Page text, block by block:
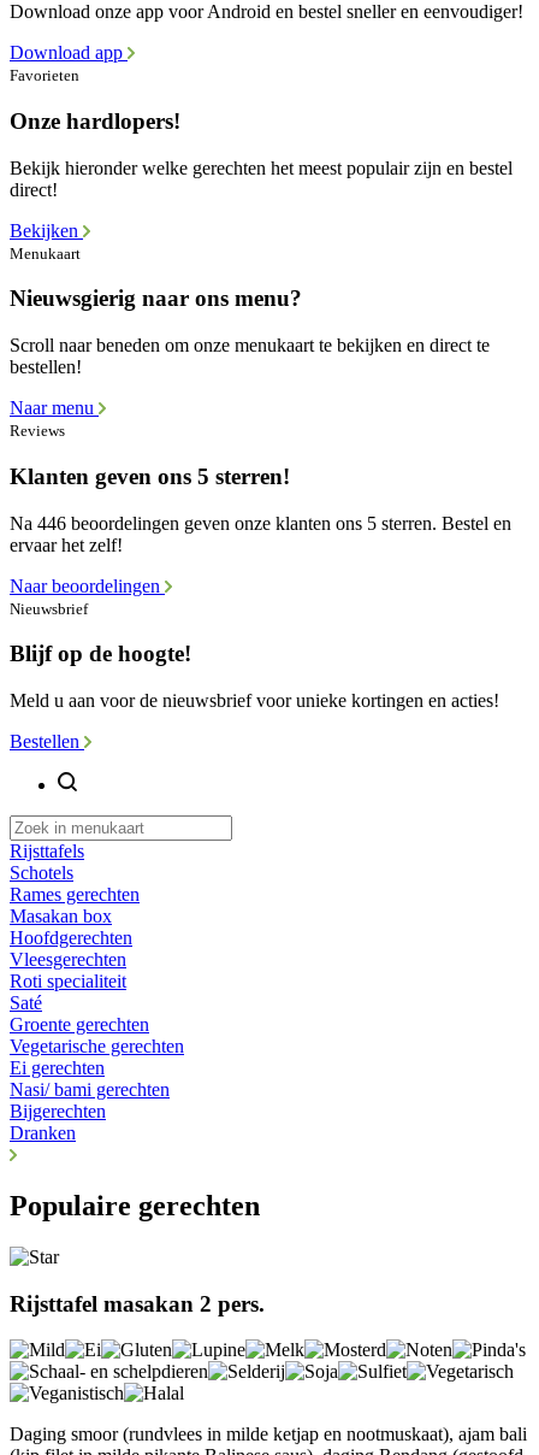
Download onze app voor Android en bestel sneller en eenvoudiger!
Download app
Favorieten
Onze hardlopers!
Bekijk hieronder welke gerechten het meest populair zijn en bestel
direct!
Bekijken
Menukaart
Nieuwsgierig naar ons menu?
Scroll naar beneden om onze menukaart te bekijken en direct te
bestellen!
Naar menu
Reviews
Klanten geven ons 5 sterren!
Na 446 beoordelingen geven onze klanten ons 5 sterren. Bestel en
ervaar het zelf!
Naar beoordelingen
Nieuwsbrief
Blijf op de hoogte!
Meld u aan voor de nieuwsbrief voor unieke kortingen en acties!
Bestellen
Rijsttafels
Schotels
Rames gerechten
Masakan box
Hoofdgerechten
Vleesgerechten
Roti specialiteit
Saté
Groente gerechten
Vegetarische gerechten
Ei gerechten
Nasi/ bami gerechten
Bijgerechten
Dranken
Populaire gerechten
Rijsttafel masakan 2 pers.
Daging smoor (rundvlees in milde ketjap en nootmuskaat), ajam bali